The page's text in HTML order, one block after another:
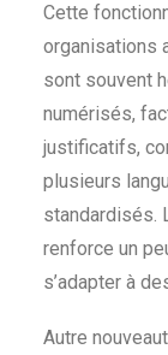
Cette
organisations
sont souvent
numérisés,
justificatifs,
plusieurs
standardisés.
renforce un
s’adapter à
Autre